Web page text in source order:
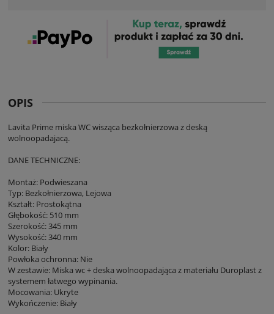
OPIS
Lavita Prime miska WC wisząca bezkołnierzowa z deską
wolnoopadajacą.
DANE TECHNICZNE:
Montaż: Podwieszana
Typ: Bezkołnierzowa, Lejowa
Kształt: Prostokątna
Głębokość: 510 mm
Szerokość: 345 mm
Wysokość: 340 mm
Kolor: Biały
Powłoka ochronna: Nie
W zestawie: Miska wc + deska wolnoopadająca z materiału Duroplast z
systemem łatwego wypinania.
Mocowania: Ukryte
Wykończenie: Biały